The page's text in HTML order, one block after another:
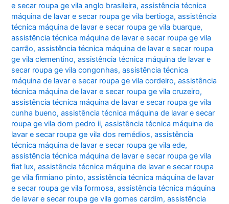
e secar roupa ge vila anglo brasileira,assistência técnica
máquina de lavar e secar roupa ge vila bertioga,assistência
técnica máquina de lavar e secar roupa ge vila buarque,
assistência técnica máquina de lavar e secar roupa ge vila
carrão,assistência técnica máquina de lavar e secar roupa
ge vila clementino,assistência técnica máquina de lavar e
secar roupa ge vila congonhas,assistência técnica
máquina de lavar e secar roupa ge vila cordeiro,assistência
técnica máquina de lavar e secar roupa ge vila cruzeiro,
assistência técnica máquina de lavar e secar roupa ge vila
cunha bueno,assistência técnica máquina de lavar e secar
roupa ge vila dom pedro ii,assistência técnica máquina de
lavar e secar roupa ge vila dos remédios,assistência
técnica máquina de lavar e secar roupa ge vila ede,
assistência técnica máquina de lavar e secar roupa ge vila
fiat lux,assistência técnica máquina de lavar e secar roupa
ge vila firmiano pinto,assistência técnica máquina de lavar
e secar roupa ge vila formosa,assistência técnica máquina
de lavar e secar roupa ge vila gomes cardim,assistência